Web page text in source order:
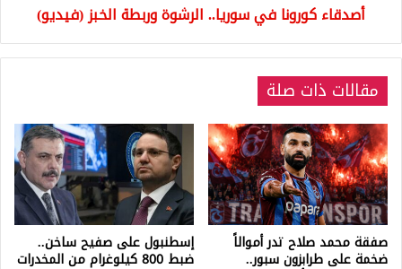
أصدقاء كورونا في سوريا.. الرشوة وربطة الخبز (فيديو)
مقالات ذات صلة
صفقة محمد صلاح تدر أموالاً
ضخمة على طرابزون سبور..
إسطنبول على صفيح ساخن..
ضبط 800 كيلوغرام من المخدرات